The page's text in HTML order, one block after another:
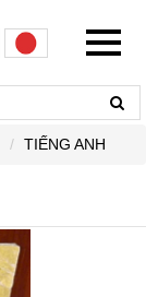
TIẾNG ANH